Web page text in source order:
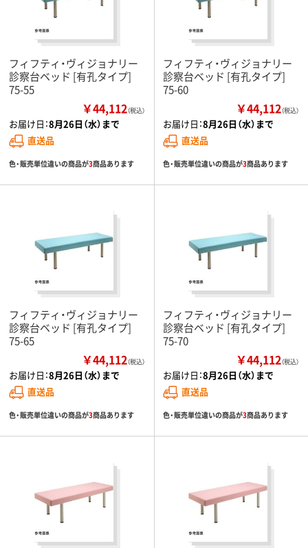
フィフティ・ヴィジョナリー
診察台ベッド [有孔タイプ]
75-55
￥44,112（税込）
お届け日：8月26日（水）まで
直送品
色・販売単位違いの商品が3商品あります
フィフティ・ヴィジョナリー
診察台ベッド [有孔タイプ]
75-60
￥44,112（税込）
お届け日：8月26日（水）まで
直送品
色・販売単位違いの商品が3商品あります
フィフティ・ヴィジョナリー
診察台ベッド [有孔タイプ]
75-65
￥44,112（税込）
お届け日：8月26日（水）まで
直送品
色・販売単位違いの商品が3商品あります
フィフティ・ヴィジョナリー
診察台ベッド [有孔タイプ]
75-70
￥44,112（税込）
お届け日：8月26日（水）まで
直送品
色・販売単位違いの商品が3商品あります